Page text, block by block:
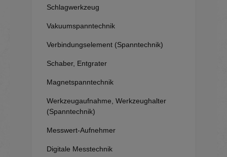
Schlagwerkzeug
Vakuumspanntechnik
Verbindungselement (Spanntechnik)
Schaber, Entgrater
Magnetspanntechnik
Werkzeugaufnahme, Werkzeughalter
(Spanntechnik)
Messwert-Aufnehmer
Digitale Messtechnik